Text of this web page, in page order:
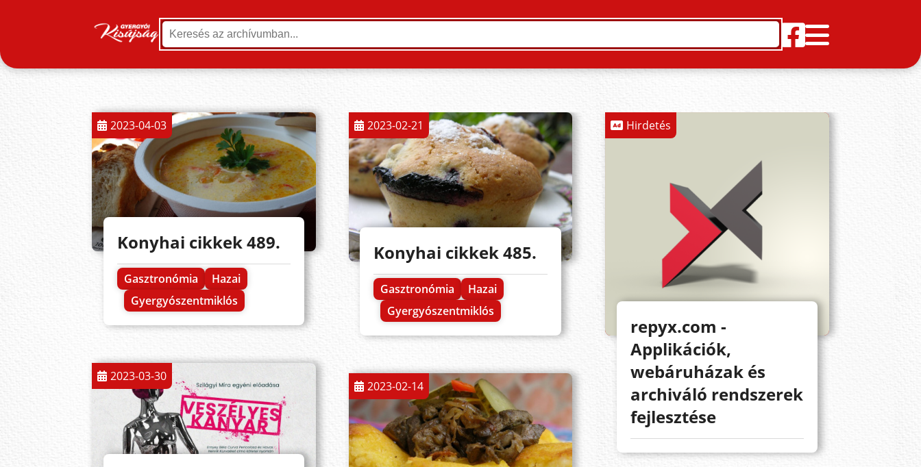
2023-04-03
Konyhai cikkek 489.
Gasztronómia
Hazai
Gyergyószentmiklós
2023-03-30
2023-02-21
Konyhai cikkek 485.
Gasztronómia
Hazai
Gyergyószentmiklós
2023-02-14
Hirdetés
repyx.com -
Applikációk,
webáruházak és
archiváló rendszerek
fejlesztése